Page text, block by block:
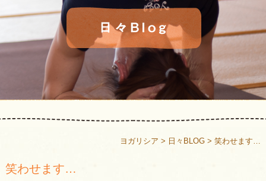
ヨガリシア > 日々BLOG >笑わせます…
笑わせます…